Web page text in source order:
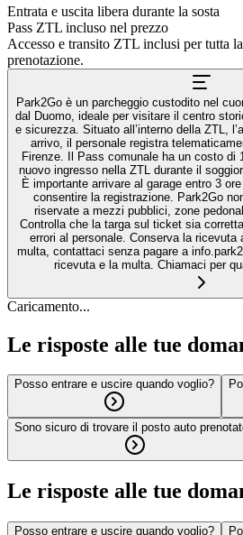
Entrata e uscita libera durante la sosta
Pass ZTL incluso nel prezzo
Accesso e transito ZTL inclusi per tutta
prenotazione.
Park2Go è un parcheggio custodito nel
dal Duomo, ideale per visitare il centro
e sicurezza. Situato all’interno della ZTL,
arrivo, il personale registra
Firenze. Il Pass comunale ha un costo di
nuovo ingresso nella ZTL durante il
È importante arrivare al garage entro 3
consentire la registrazione. Park2Go
riservate a mezzi pubblici, zone
Controlla che la targa sul ticket sia
errori al personale. Conserva la ricevuta
multa, contattaci senza pagare a
ricevuta e la multa. Chiamaci per
Caricamento...
Le risposte alle tue
Posso entrare e uscire quando voglio?
Sono sicuro di trovare il posto auto
Le risposte alle tue
Posso entrare e uscire quando voglio?